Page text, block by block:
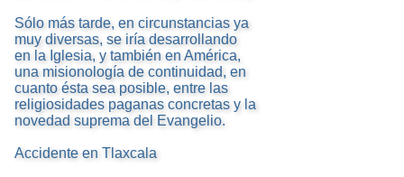
Sólo más tarde, en circunstancias ya
muy diversas, se iría desarrollando
en la Iglesia, y también en América,
una misionología de continuidad, en
cuanto ésta sea posible, entre las
religiosidades paganas concretas y la
novedad suprema del Evangelio.
Accidente en Tlaxcala